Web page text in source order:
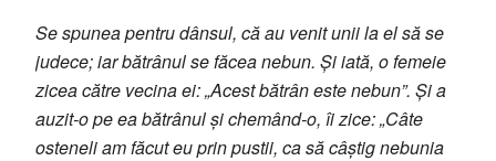
Se spunea pentru dânsul, că au venit unii la el să se
judece; iar bătrânul se făcea nebun. Și iată, o femeie
zicea către vecina ei: „Acest bătrân este nebun”. Și a
auzit-o pe ea bătrânul și chemând-o, îi zice: „Câte
osteneli am făcut eu prin pustii, ca să câștig nebunia